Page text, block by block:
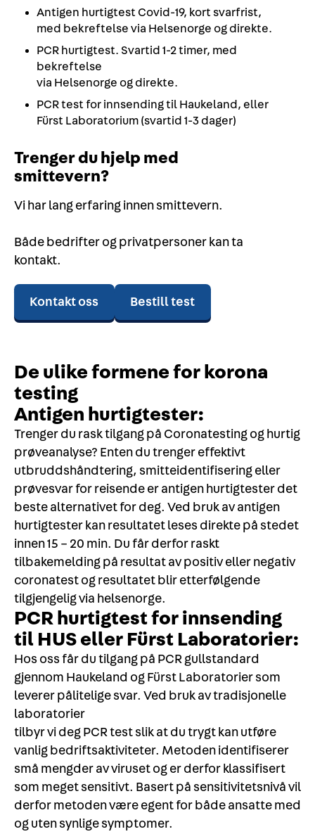
Antigen hurtigtest Covid-19, kort svarfrist,
med bekreftelse via Helsenorge og direkte.
PCR hurtigtest. Svartid 1-2 timer, med
bekreftelse
via Helsenorge og direkte.
PCR test for innsending til Haukeland, eller
Fürst Laboratorium (svartid 1-3 dager)
Trenger du hjelp med
smittevern?
Vi har lang erfaring innen smittevern.
Både bedrifter og privatpersoner kan ta
kontakt.
Kontakt oss Bestill test
De ulike formene for korona
testing
Antigen hurtigtester:
Trenger du rask tilgang på Coronatesting og hurtig
prøveanalyse? Enten du trenger effektivt
utbruddshåndtering, smitteidentifisering eller
prøvesvar for reisende er antigen hurtigtester det
beste alternativet for deg. Ved bruk av antigen
hurtigtester kan resultatet leses direkte på stedet
innen 15 – 20 min. Du får derfor raskt
tilbakemelding på resultat av positiv eller negativ
coronatest og resultatet blir etterfølgende
tilgjengelig via helsenorge.
PCR hurtigtest for innsending
til HUS eller Fürst Laboratorier:
Hos oss får du tilgang på PCR gullstandard
gjennom Haukeland og Fürst Laboratorier som
leverer pålitelige svar. Ved bruk av tradisjonelle
laboratorier
tilbyr vi deg PCR test slik at du trygt kan utføre
vanlig bedriftsaktiviteter. Metoden identifiserer
små mengder av viruset og er derfor klassifisert
som meget sensitivt. Basert på sensitivitetsnivå vil
derfor metoden være egent for både ansatte med
og uten synlige symptomer.